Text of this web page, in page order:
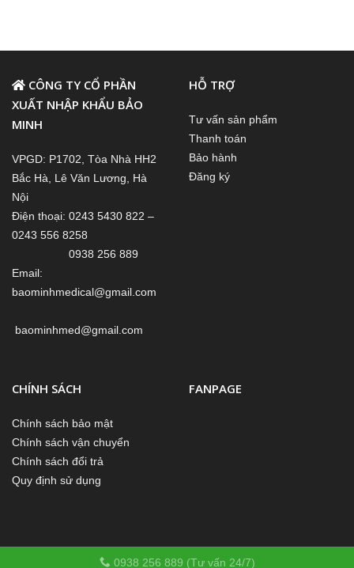
CÔNG TY CỔ PHẦN
XUẤT NHẬP KHẨU BẢO
MINH
VPGD: P1702, Tòa Nhà HH2
Bắc Hà, Lê Văn Lương, Hà
Nội
Điện thoại: 0243 5430 822 –
0243 556 8258
0938 256 889
Email:
baominhmedical@gmail.com
baominhmed@gmail.com
HỖ TRỢ
Tư vấn sản phẩm
Thanh toán
Bảo hành
Đăng ký
CHÍNH SÁCH
Chính sách bảo mật
Chính sách vận chuyển
Chính sách đổi trả
Quy định sử dụng
FANPAGE
0938 256 889 (Tư vấn 24/7)